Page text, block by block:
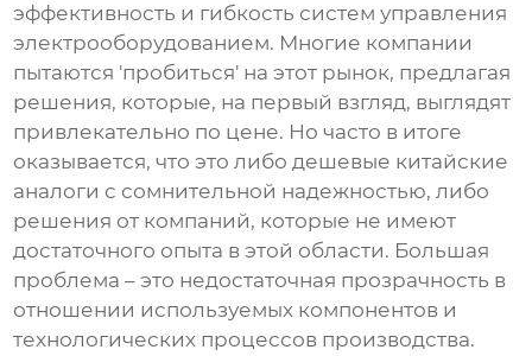
эффективность и гибкость систем управления
электрооборудованием. Многие компании
пытаются 'пробиться' на этот рынок, предлагая
решения, которые, на первый взгляд, выглядят
привлекательно по цене. Но часто в итоге
оказывается, что это либо дешевые китайские
аналоги с сомнительной надежностью, либо
решения от компаний, которые не имеют
достаточного опыта в этой области. Большая
проблема – это недостаточная прозрачность в
отношении используемых компонентов и
технологических процессов производства.